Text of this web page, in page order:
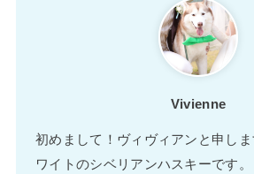
Vivienne
初めまして！ヴィヴィアンと申し
ワイトのシベリアンハスキーです